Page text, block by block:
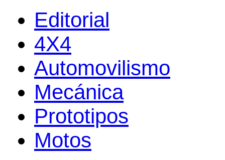
Editorial
4X4
Automovilismo
Mecánica
Prototipos
Motos